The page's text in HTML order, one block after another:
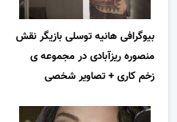
بیوگرافی هانیه توسلی بازیگر نقش
منصوره ریزآبادی در مجموعه ی
زخم کاری + تصاویر شخصی